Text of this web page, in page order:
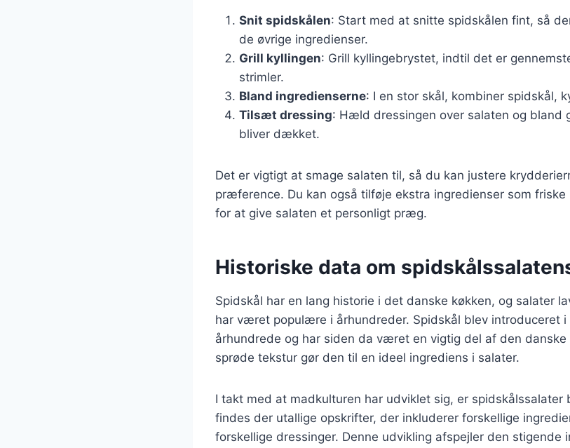
Snit spidskålen: Start med at snitte spidskålen fint, så
de øvrige ingredienser.
Grill kyllingen: Grill kyllingebrystet, indtil det er
strimler.
Bland ingredienserne: I en stor skål, kombiner spidskål,
Tilsæt dressing: Hæld dressingen over salaten og bland
bliver dækket.
Det er vigtigt at smage salaten til, så du kan justere
præference. Du kan også tilføje ekstra ingredienser som
for at give salaten et personligt præg.
Historiske data om
Spidskål har en lang historie i det danske køkken, og salater
har været populære i århundreder. Spidskål blev introduceret i
århundrede og har siden da været en vigtig del af den danske
sprøde tekstur gør den til en ideel ingrediens i salater.
I takt med at madkulturen har udviklet sig, er spidskålssalater
findes der utallige opskrifter, der inkluderer forskellige
forskellige dressinger. Denne udvikling afspejler den stigende